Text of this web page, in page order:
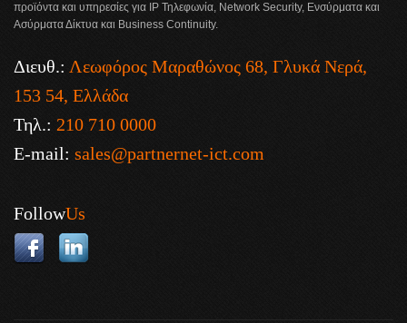
προϊόντα και υπηρεσίες για IP Τηλεφωνία, Network Security, Ενσύρματα και
Ασύρματα Δίκτυα και Business Continuity.
Διευθ.: Λεωφόρος Μαραθώνος 68, Γλυκά Νερά,
153 54, Ελλάδα
Τηλ.: 210 710 0000
E-mail: sales@partnernet-ict.com
FollowUs